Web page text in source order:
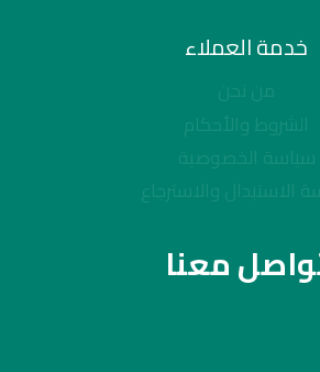
خدمة العملاء
من نحن
الشروط والأحكام
سياسة الخصوصية
الاستبدال والاسترجاع
معنا